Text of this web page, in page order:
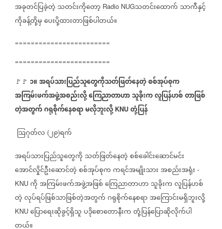
အခုတင်ပြခဲ့တဲ့ သတင်း‌ကိုတော့ Radio NUGသတင်းထောက် သာကီနှင့်
ကိုခန့်တို့မှပေးပို့ထားတာဖြစ်ပါတယ်။
========================
========================
🚩🚩 ၁။အရပ်သားပြည်သူတွေကိုသတ်ဖြတ်နေတဲ့စစ်အုပ်စုက
အကြမ်းဖက်အဖွဲ့အစည်းလို့ကြေညာတာဟာသူခိုးကလူပြန်ဟစ်တာဖြစ်
တဲ့အတွက်ဂရုစိုက်နေစရာမလိုဘူးလို့ KNU တုံ့ပြန်
သြဂုတ်လ (၂၉)ရက်
အရပ်သားပြည်သူတွေကို သတ်ဖြတ်နေတဲ့စစ်ခေါင်းဆောင်မင်း
အောင်လှိုင်ဦးဆောင်တဲ့စစ်အုပ်စုကကရင်အမျိုးသားအစည်းအရုံး -
KNU ကိုအကြမ်းဖက်အဖွဲ့အဖြစ်ကြေညာတာဟာသူခိုးကလူပြန်ဟစ်
တဲ့လုပ်ရပ်ဖြစ်သာဖြစ်တဲ့အတွက်ဂရုစိုက်နေစရာအကြောင်းမရှိဘူးလို့
KNU ပြောရေးဆိုခွင့်ရှိသူပဒိုစောတောနီးကတုံ့ပြန်ပြောဆိုလိုက်ပါ
တယ်။